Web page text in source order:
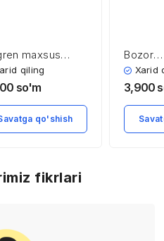
maxsus
zonasi
qiling
so'm
qo'shish
Bozor
Xarid
3,900
fikrlari